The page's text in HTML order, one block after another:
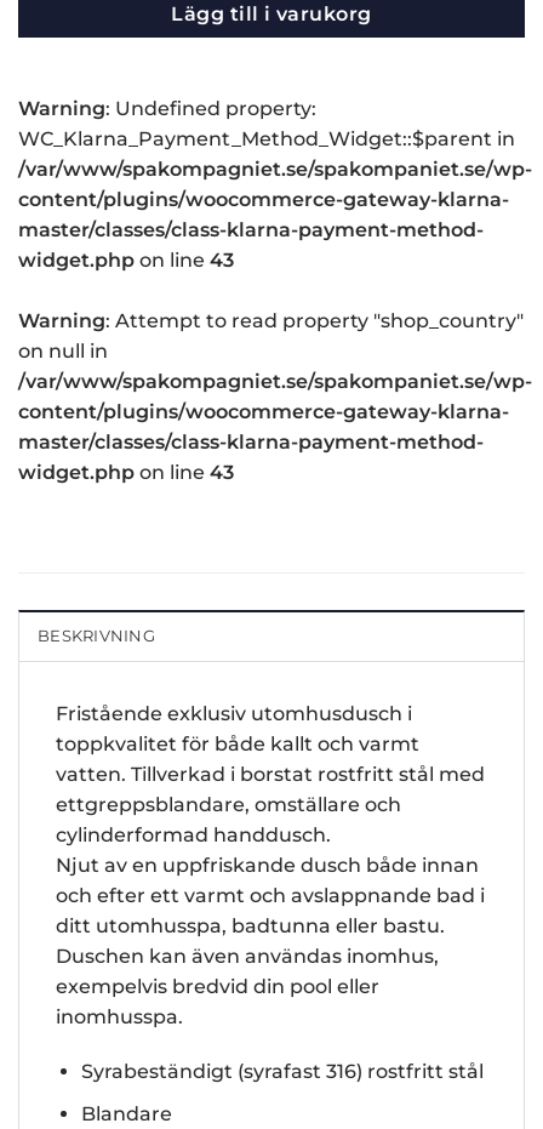
Lägg till i varukorg
Warning: Undefined property:
WC_Klarna_Payment_Method_Widget::$parent in
/var/www/spakompagniet.se/spakompaniet.se/wp-
content/plugins/woocommerce-gateway-klarna-
master/classes/class-klarna-payment-method-
widget.php on line 43
Warning: Attempt to read property "shop_country"
on null in
/var/www/spakompagniet.se/spakompaniet.se/wp-
content/plugins/woocommerce-gateway-klarna-
master/classes/class-klarna-payment-method-
widget.php on line 43
BESKRIVNING
Fristående exklusiv utomhusdusch i
toppkvalitet för både kallt och varmt
vatten. Tillverkad i borstat rostfritt stål med
ettgreppsblandare, omställare och
cylinderformad handdusch.
Njut av en uppfriskande dusch både innan
och efter ett varmt och avslappnande bad i
ditt utomhusspa, badtunna eller bastu.
Duschen kan även användas inomhus,
exempelvis bredvid din pool eller
inomhusspa.
Syrabeständigt (syrafast 316) rostfritt stål
Blandare